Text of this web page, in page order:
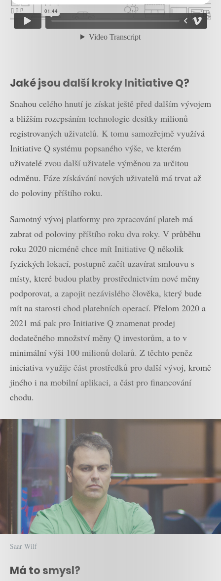
Jaké jsou další kroky Initiative Q?
Snahou celého hnutí je získat ještě před dalším vývojem
a bližším rozepsáním technologie desítky milionů
registrovaných uživatelů. K tomu samozřejmě využívá
Initiative Q systému popsaného výše, ve kterém
uživatelé zvou další uživatele výměnou za určitou
odměnu. Fáze získávání nových uživatelů má trvat až
do poloviny příštího roku.
Samotný vývoj platformy pro zpracování plateb má
zabrat od poloviny příštího roku dva roky. V průběhu
roku 2020 nicméně chce mít Initiative Q několik
fyzických lokací, postupně začít uzavírat smlouvu s
místy, které budou platby prostřednictvím nové měny
podporovat, a zapojit nezávislého člověka, který bude
mít na starosti chod platebních operací. Přelom 2020 a
2021 má pak pro Initiative Q znamenat prodej
dodatečného množství měny Q investorům, a to v
minimální výši 100 milionů dolarů. Z těchto peněz
iniciativa využije část prostředků pro další vývoj, kromě
jiného i na mobilní aplikaci, a část pro financování
chodu.
Saar Wilf
Má to smysl?